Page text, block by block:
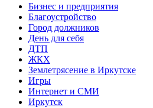
Бизнес и предприятия
Благоустройство
Город должников
День для себя
ДТП
ЖКХ
Землетрясение в Иркутске
Игры
Интернет и СМИ
Иркутск